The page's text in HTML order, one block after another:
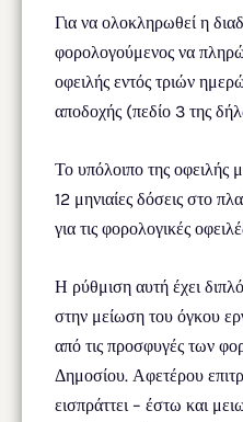
Για να ολοκληρωθεί η
φορολογούμενος να
οφειλής εντός τριών
αποδοχής (πεδίο 3 της
Το υπόλοιπο της οφειλής
12 μηνιαίες δόσεις στο
για τις φορολογικές
Η ρύθμιση αυτή έχει
στην μείωση του όγκου
από τις προσφυγές των
Δημοσίου. Αφετέρου
εισπράττει – έστω και